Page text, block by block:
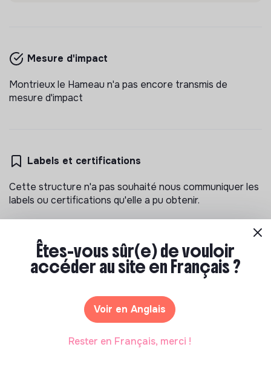
Mesure d'impact
Montrieux le Hameau n'a pas encore transmis de
mesure d'impact
Labels et certifications
Cette structure n'a pas souhaité nous communiquer les
labels ou certifications qu'elle a pu obtenir.
Documents
Êtes-vous sûr(e) de vouloir
accéder au site en Français ?
Voir en Anglais
Rester en Français, merci !